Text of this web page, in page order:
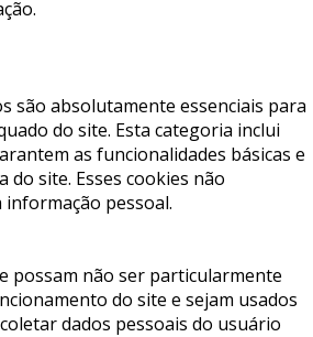
são absolutamente essenciais para
do site. Esta categoria inclui
as funcionalidades básicas e
do site. Esses cookies não
pessoal.
possam não ser particularmente
do site e sejam usados
dados pessoais do usuário